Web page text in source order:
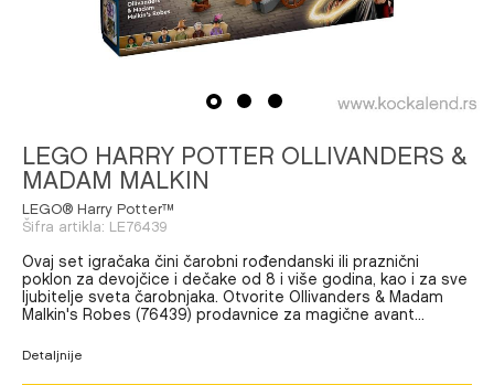
1 2 3
LEGO HARRY POTTER OLLIVANDERS &
MADAM MALKIN
LEGO® Harry Potter™
Šifra artikla:LE76439
Ovaj set igračaka čini čarobni rođendanski ili praznični
poklon za devojčice i dečake od 8 i više godina, kao i za sve
ljubitelje sveta čarobnjaka. Otvorite Ollivanders & Madam
Malkin's Robes (76439) prodavnice za magične avant...
Detaljnije